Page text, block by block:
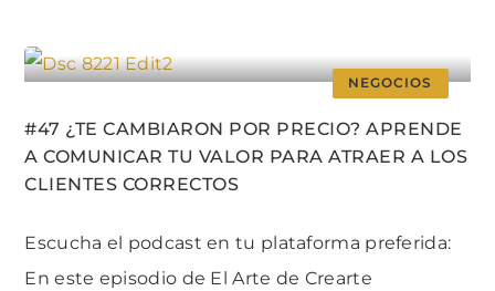
NEGOCIOS
#47 ¿TE CAMBIARON POR PRECIO? APRENDE
A COMUNICAR TU VALOR PARA ATRAER A LOS
CLIENTES CORRECTOS
Escucha el podcast en tu plataforma preferida:
En este episodio de El Arte de Crearte